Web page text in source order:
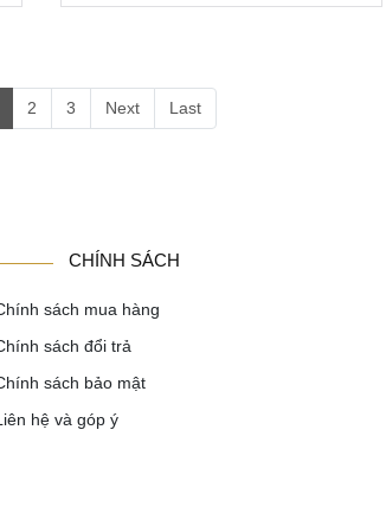
2 3 Next Last
CHÍNH SÁCH
sách mua hàng
sách đổi trả
sách bảo mật
hệ và góp ý